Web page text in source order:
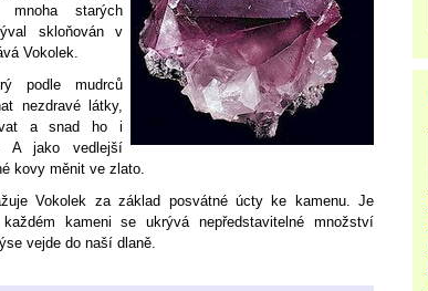
starých
skloňován v
Vokolek.
podle mudrců
nezdravé látky,
a snad ho i
A jako vedlejší
kovy měnit ve zlato.
Vokolek za základ posvátné úcty ke kamenu. Je
kameni se ukrývá nepředstavitelné množství
vejde do naší dlaně.